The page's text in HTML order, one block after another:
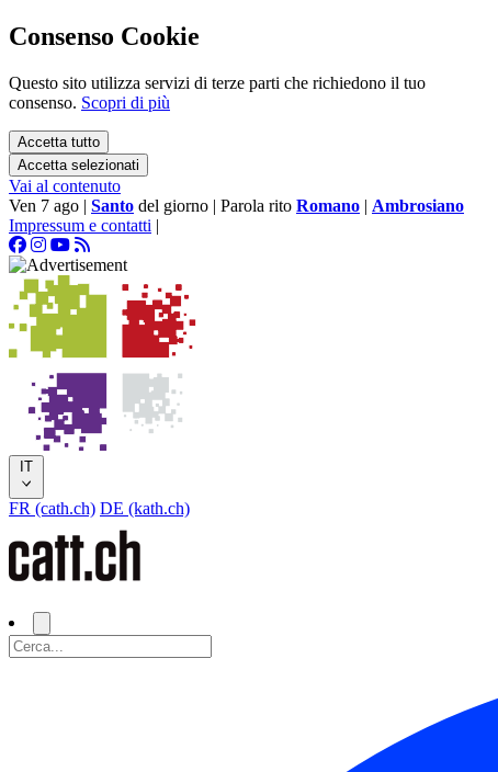
Consenso Cookie
Questo sito utilizza servizi di terze parti che richiedono il tuo
consenso. Scopri di più
Accetta tutto
Accetta selezionati
Vai al contenuto
Ven 7 ago | Santo del giorno | Parola rito Romano | Ambrosiano
Impressum e contatti |
IT
FR (cath.ch) DE (kath.ch)